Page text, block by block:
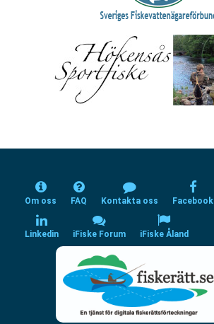
Om oss FAQ Kontakta oss Facebook
Linkedin iFiske Forum iFiske Åland